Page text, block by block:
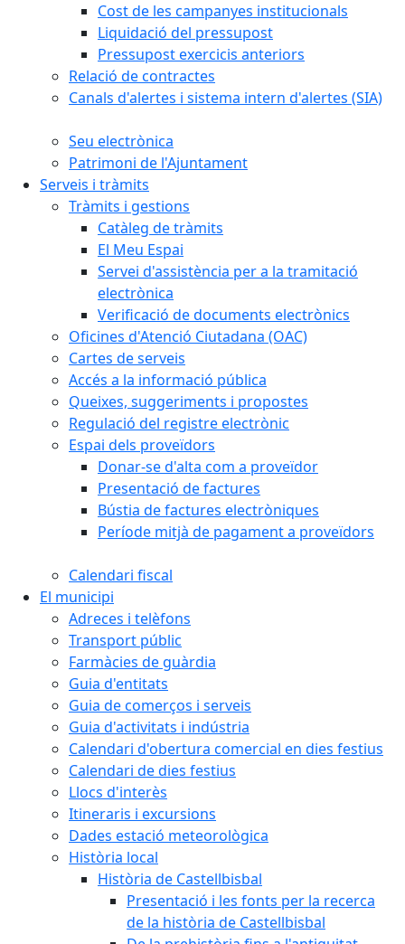
Cost de les campanyes institucionals
Liquidació del pressupost
Pressupost exercicis anteriors
Relació de contractes
Canals d'alertes i sistema intern d'alertes (SIA)
Seu electrònica
Patrimoni de l'Ajuntament
Serveis i tràmits
Tràmits i gestions
Catàleg de tràmits
El Meu Espai
Servei d'assistència per a la tramitació
electrònica
Verificació de documents electrònics
Oficines d'Atenció Ciutadana (OAC)
Cartes de serveis
Accés a la informació pública
Queixes, suggeriments i propostes
Regulació del registre electrònic
Espai dels proveïdors
Donar-se d'alta com a proveïdor
Presentació de factures
Bústia de factures electròniques
Període mitjà de pagament a proveïdors
Calendari fiscal
El municipi
Adreces i telèfons
Transport públic
Farmàcies de guàrdia
Guia d'entitats
Guia de comerços i serveis
Guia d'activitats i indústria
Calendari d'obertura comercial en dies festius
Calendari de dies festius
Llocs d'interès
Itineraris i excursions
Dades estació meteorològica
Història local
Història de Castellbisbal
Presentació i les fonts per la recerca
de la història de Castellbisbal